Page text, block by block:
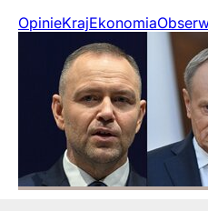
OpinieKrajEkonomia